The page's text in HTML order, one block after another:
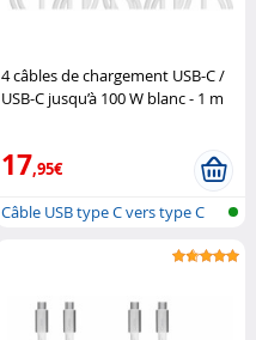
4 câbles de chargement USB-C /
USB-C jusqu’à 100 W blanc - 1 m
17,95€
Câble USB type C vers type C